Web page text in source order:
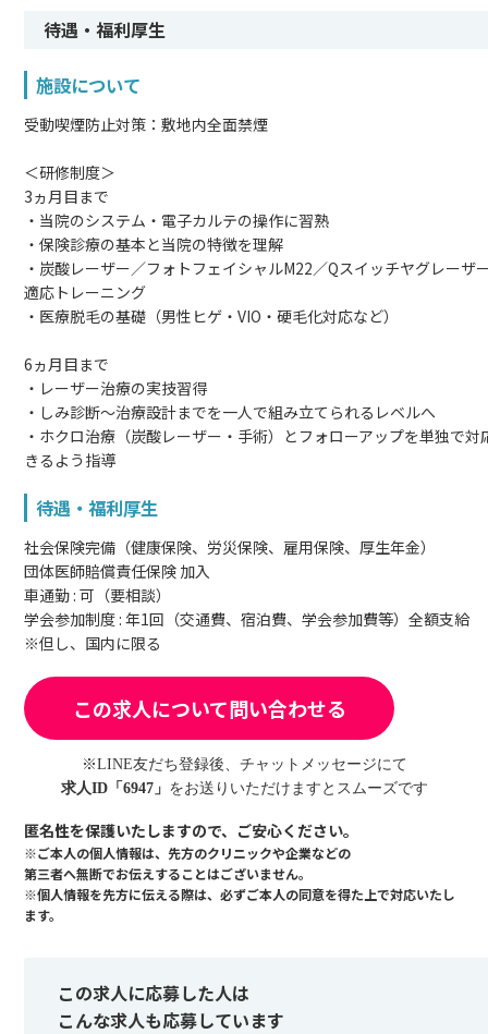
待遇・福利厚生
施設について
受動喫煙防止対策：敷地内全面禁煙
＜研修制度＞
3ヵ月目まで
・当院のシステム・電子カルテの操作に習熟
・保険診療の基本と当院の特徴を理解
・炭酸レーザー／フォトフェイシャルM22／Qスイッチヤグレーザ
適応トレーニング
・医療脱毛の基礎（男性ヒゲ・VIO・硬毛化対応など）
6ヵ月目まで
・レーザー治療の実技習得
・しみ診断〜治療設計までを一人で組み立てられるレベルへ
・ホクロ治療（炭酸レーザー・手術）とフォローアップを単独で対
きるよう指導
待遇・福利厚生
社会保険完備（健康保険、労災保険、雇用保険、厚生年金）
団体医師賠償責任保険 加入
車通勤 : 可（要相談）
学会参加制度 : 年1回（交通費、宿泊費、学会参加費等）全額支給
※但し、国内に限る
この求人について問い合わせる
※LINE友だち登録後、チャットメッセージにて
求人ID「6947」 をお送りいただけますとスムーズです
匿名性を保護いたしますので、ご安心ください。
※ご本人の個人情報は、先方のクリニックや企業などの
第三者へ無断でお伝えすることはございません。
※個人情報を先方に伝える際は、必ずご本人の同意を得た上で対応いたし
ます。
この求人に応募した人は
こんな求人も応募しています